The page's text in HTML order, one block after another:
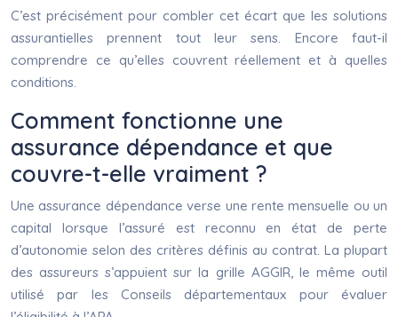
C’est précisément pour combler cet écart que les solutions
assurantielles prennent tout leur sens. Encore faut-il
comprendre ce qu’elles couvrent réellement et à quelles
conditions.
Comment fonctionne une
assurance dépendance et que
couvre-t-elle vraiment ?
Une assurance dépendance verse une rente mensuelle ou un
capital lorsque l’assuré est reconnu en état de perte
d’autonomie selon des critères définis au contrat. La plupart
des assureurs s’appuient sur la grille AGGIR, le même outil
utilisé par les Conseils départementaux pour évaluer